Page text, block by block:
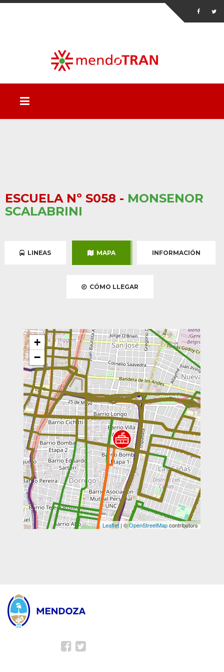
ESCUELA Nº S058 - MONSENOR
SCALABRINI
LINEAS MAPA INFORMACIÓN
CÓMO LLEGAR
+
−
Leaflet| ©OpenStreetMapcontributors